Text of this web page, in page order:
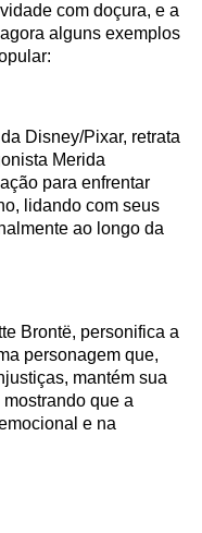
com doçura, e a
alguns exemplos
Disney/Pixar, retrata
Merida
para enfrentar
lidando com seus
ao longo da
Brontë, personifica a
personagem que,
mantém sua
que a
e na